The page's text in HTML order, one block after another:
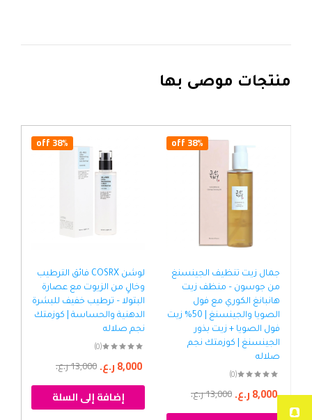
منتجات موصى بها
38% off
جمال زيت تنظيف الجينسنغ
من جوسون – منظف زيت
هانبانغ الكوري مع فول
الصويا والجينسنغ | 50% زيت
فول الصويا + زيت بذور
الجينسنغ | كوزمتك نجم
صلاله
(0)
13,000ر.ع. 8,000ر.ع.
38% off
لوشن COSRX فائق الترطيب
وخالٍ من الزيوت مع عصارة
البتولا – ترطيب خفيف للبشرة
الدهنية والحساسة | كوزمتك
نجم صلاله
(0)
13,000ر.ع. 8,000ر.ع.
إضافة إلى السلة